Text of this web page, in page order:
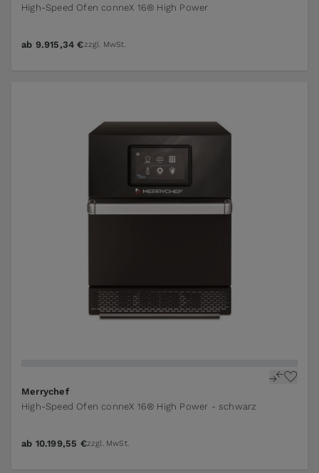
High-Speed Ofen conneX 16® High Power
ab 9.915,34 €zzgl. MwSt.
Merrychef
High-Speed Ofen conneX 16® High Power - schwarz
ab 10.199,55 €zzgl. MwSt.